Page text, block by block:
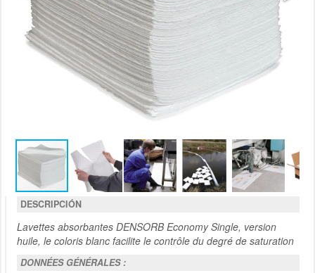
DESCRIPCIÓN
Lavettes absorbantes DENSORB Economy Single, version
huile, le coloris blanc facilite le contrôle du degré de saturation
DONNÉES GÉNÉRALES :